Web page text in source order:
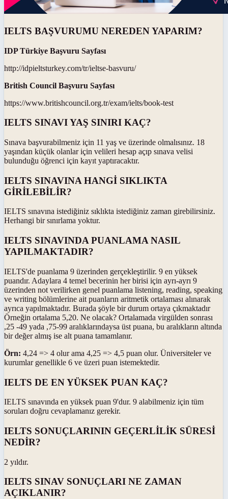
IELTS BAŞVURUMU NEREDEN YAPARIM?
IDP Türkiye Başvuru Sayfası
http://idpieltsturkey.com/tr/ieltse-basvuru/
British Council Başvuru Sayfası
https://www.britishcouncil.org.tr/exam/ielts/book-test
IELTS SINAVI YAŞ SINIRI KAÇ?
Sınava başvurabilmeniz için 11 yaş ve üzerinde olmalısınız. 18
yaşından küçük olanlar için velileri hesap açıp sınava velisi
bulunduğu öğrenci için kayıt yaptıracaktır.
IELTS SINAVINA HANGİ SIKLIKTA
GİRİLEBİLİR?
IELTS sınavına istediğiniz sıklıkta istediğiniz zaman girebilirsiniz.
Herhangi bir sınırlama yoktur.
IELTS SINAVINDA PUANLAMA NASIL
YAPILMAKTADIR?
IELTS'de puanlama 9 üzerinden gerçekleştirilir. 9 en yüksek
puandır. Adaylara 4 temel becerinin her birisi için ayrı-ayrı 9
üzerinden not verilirken genel puanlama listening, reading, speaking
ve writing bölümlerine ait puanların aritmetik ortalaması alınarak
ayrıca yapılmaktadır. Burada şöyle bir durum ortaya çıkmaktadır
Örneğin ortalama 5,20. Ne olacak? Ortalamada virgülden sonrası
,25 -49 yada ,75-99 aralıklarındaysa üst puana, bu aralıkların altında
bir değer almış ise alt puana tamamlanır.
Örn: 4,24 => 4 olur ama 4,25 => 4,5 puan olur. Üniversiteler ve
kurumlar genellikle 6 ve üzeri puan istemektedir.
IELTS DE EN YÜKSEK PUAN KAÇ?
IELTS sınavında en yüksek puan 9'dur. 9 alabilmeniz için tüm
soruları doğru cevaplamanız gerekir.
IELTS SONUÇLARININ GEÇERLİLİK SÜRESİ
NEDİR?
2 yıldır.
IELTS SINAV SONUÇLARI NE ZAMAN
AÇIKLANIR?